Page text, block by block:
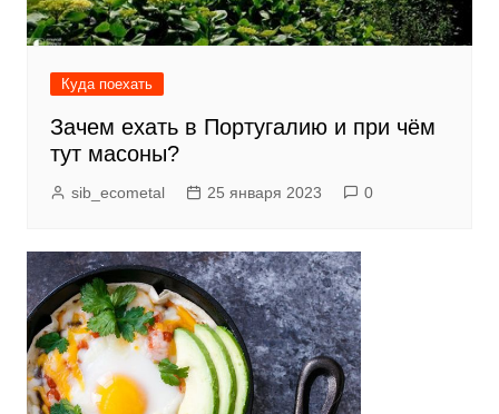
Куда поехать
Зачем ехать в Португалию и при чём
тут масоны?
sib_ecometal 25 января 2023 0